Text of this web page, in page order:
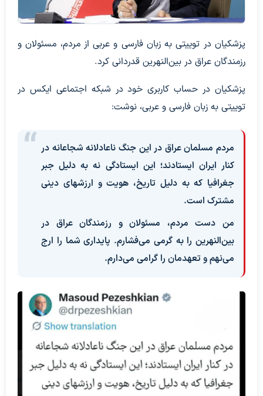
پزشکیان در توییتی به زبان فارسی و عربی از مردم، مسئولان و
رزمندگان عراق در بین‌النهرین قدردانی کرد.
پزشکیان در حساب کاربری خود در شبکه اجتماعی ایکس در
توییتی به زبان فارسی و عربی، نوشت:
مردم مسلمان عراق در این جنگ ناعادلانه شجاعانه در
کنار ایران ایستادند؛ این ایستادگی نه به دلیل جبر
جغرافیا که به دلیل تاریخ، هویت و ارزشهای دینی
مشترک است.
من دست مردم، مسئولان و رزمندگان عراق در
بین‌النهرین را به گرمی می‌فشارم. پایداری شما را ارج
می‌نهم و تعهدمان را گرامی می‌دارم.